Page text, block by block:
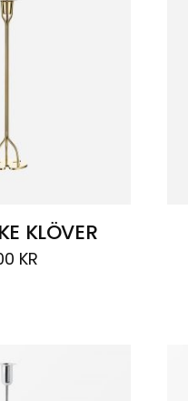
KLÖVER
KR